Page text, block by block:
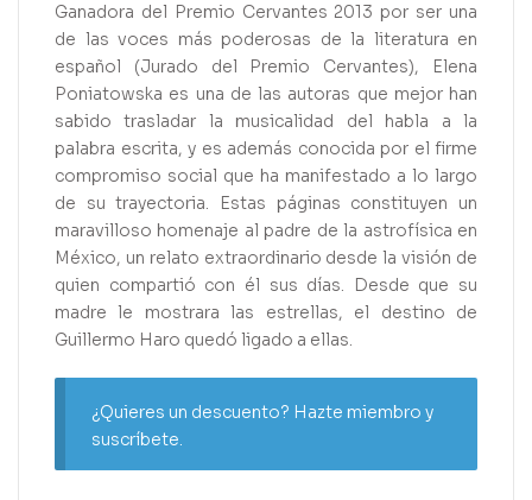
Ganadora del Premio Cervantes 2013 por ser una
de las voces más poderosas de la literatura en
español (Jurado del Premio Cervantes), Elena
Poniatowska es una de las autoras que mejor han
sabido trasladar la musicalidad del habla a la
palabra escrita, y es además conocida por el firme
compromiso social que ha manifestado a lo largo
de su trayectoria. Estas páginas constituyen un
maravilloso homenaje al padre de la astrofísica en
México, un relato extraordinario desde la visión de
quien compartió con él sus días. Desde que su
madre le mostrara las estrellas, el destino de
Guillermo Haro quedó ligado a ellas.
¿Quieres un descuento? Hazte miembro y
suscríbete.